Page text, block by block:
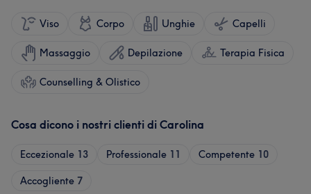
Viso Corpo Unghie Capelli
Massaggio Depilazione Terapia Fisica
Counselling & Olistico
Cosa dicono i nostri clienti di Carolina
Eccezionale 13 Professionale 11 Competente 10
Accogliente 7